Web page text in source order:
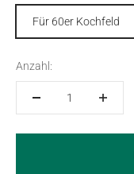
Für 60er Kochfeld
Anzahl: